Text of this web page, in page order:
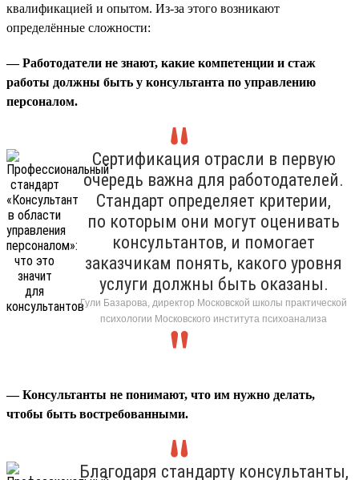
квалификацией и опытом. Из-за этого возникают
определённые сложности:
— Работодатели не знают, какие компетенции и стаж
работы должны быть у консультанта по управлению
персоналом.
Сертификация отрасли в первую
очередь важна для работодателей.
Стандарт определяет критерии,
по которым они могут оценивать
консультантов, и помогает
заказчикам понять, какого уровня
услуги должны быть оказаны.
Гули Базарова, директор Московской школы практической
психологии Московского института психоанализа
— Консультанты не понимают, что им нужно делать,
чтобы быть востребованными.
Благодаря стандарту консультанты,